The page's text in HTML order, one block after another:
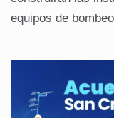
equipos de